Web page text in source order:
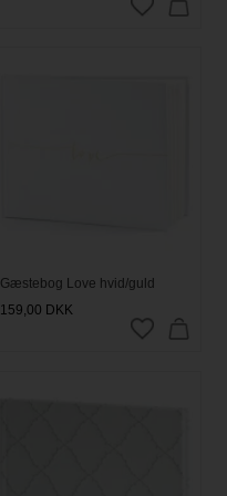
Gæstebog Love hvid/guld
159,00 DKK